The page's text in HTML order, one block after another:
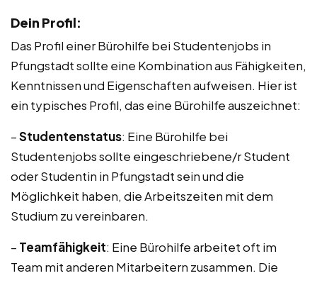
Dein Profil:
Das Profil einer Bürohilfe bei Studentenjobs in
Pfungstadt sollte eine Kombination aus Fähigkeiten,
Kenntnissen und Eigenschaften aufweisen. Hier ist
ein typisches Profil, das eine Bürohilfe auszeichnet:
–Studentenstatus: Eine Bürohilfe bei
Studentenjobs sollte eingeschriebene/r Student
oder Studentin in Pfungstadt sein und die
Möglichkeit haben, die Arbeitszeiten mit dem
Studium zu vereinbaren.
– Teamfähigkeit: Eine Bürohilfe arbeitet oft im
Team mit anderen Mitarbeitern zusammen. Die